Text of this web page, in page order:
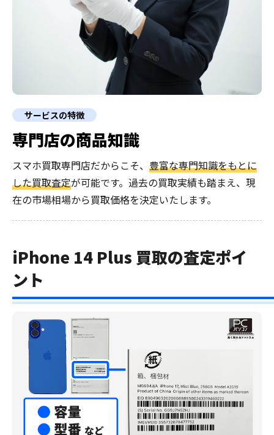
サービスの特徴
専門店の商品知識
スマホ買取専門店だからこそ、 豊富な専門知識をもとに
した買取査定が可能です。過去の買取実績も踏まえ、現
在の市場相場から買取価格を決定いたします。
iPhone 14 Plus 買取の査定ポイ
ント